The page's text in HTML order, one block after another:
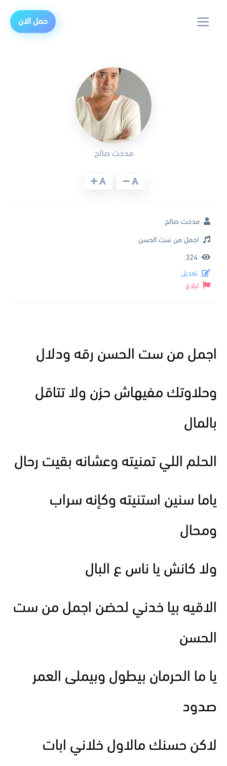
حمل الان
اجمل من ست الحسن رقه ودلال
وحلاوتك مفيهاش حزن ولا تتاقل
بالمال
الحلم اللي تمنيته وعشانه بقيت رحال
ياما سنين استنيته وكإنه سراب
ومحال
ولا كانش يا ناس ع البال
الاقيه بيا خدني لحضن اجمل من ست
الحسن
يا ما الحرمان بيطول وبيملى العمر
صدود
لاكن حسنك مالاول خلاني ابات
مدحت صالح
مدحت صالح
اجمل من ست الحسن
324
تعديل
ابلاغ